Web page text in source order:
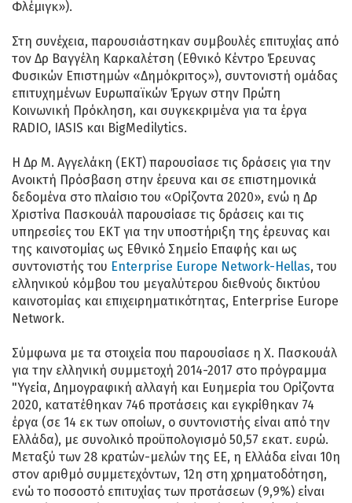
Φλέμιγκ»).
Στη συνέχεια, παρουσιάστηκαν συμβουλές επιτυχίας από
τον Δρ Βαγγέλη Καρκαλέτση (Εθνικό Κέντρο Έρευνας
Φυσικών Επιστημών «Δημόκριτος»), συντονιστή ομάδας
επιτυχημένων Ευρωπαϊκών Έργων στην Πρώτη
Κοινωνική Πρόκληση, και συγκεκριμένα για τα έργα
RADIO, IASIS και BigMedilytics.
Η Δρ M. Αγγελάκη (ΕΚΤ) παρουσίασε τις δράσεις για την
Ανοικτή Πρόσβαση στην έρευνα και σε επιστημονικά
δεδομένα στο πλαίσιο του «Ορίζοντα 2020», ενώ η Δρ
Χριστίνα Πασκουάλ παρουσίασε τις δράσεις και τις
υπηρεσίες του ΕΚΤ για την υποστήριξη της έρευνας και
της καινοτομίας ως Εθνικό Σημείο Επαφής και ως
συντονιστής του Enterprise Europe Network-Hellas, του
ελληνικού κόμβου του μεγαλύτερου διεθνούς δικτύου
καινοτομίας και επιχειρηματικότητας, Enterprise Europe
Network.
Σύμφωνα με τα στοιχεία που παρουσίασε η Χ. Πασκουάλ
για την ελληνική συμμετοχή 2014-2017 στο πρόγραμμα
"Υγεία, Δημογραφική αλλαγή και Ευημερία του Ορίζοντα
2020, κατατέθηκαν 746 προτάσεις και εγκρίθηκαν 74
έργα (σε 14 εκ των οποίων, ο συντονιστής είναι από την
Ελλάδα), με συνολικό προϋπολογισμό 50,57 εκατ. ευρώ.
Μεταξύ των 28 κρατών-μελών της ΕΕ, η Ελλάδα είναι 10η
στον αριθμό συμμετεχόντων, 12η στη χρηματοδότηση,
ενώ το ποσοστό επιτυχίας των προτάσεων (9,9%) είναι